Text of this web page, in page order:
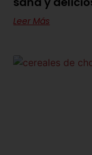
Leer Más